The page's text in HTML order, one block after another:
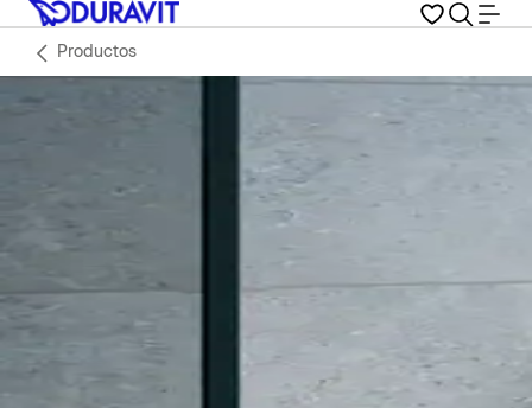
Productos